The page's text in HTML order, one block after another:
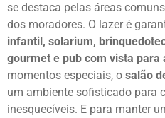
se destaca pelas áreas
dos moradores. O lazer é
infantil, solarium,
gourmet e pub com vista para
momentos especiais, o salão
um ambiente sofisticado para
inesquecíveis. E para manter